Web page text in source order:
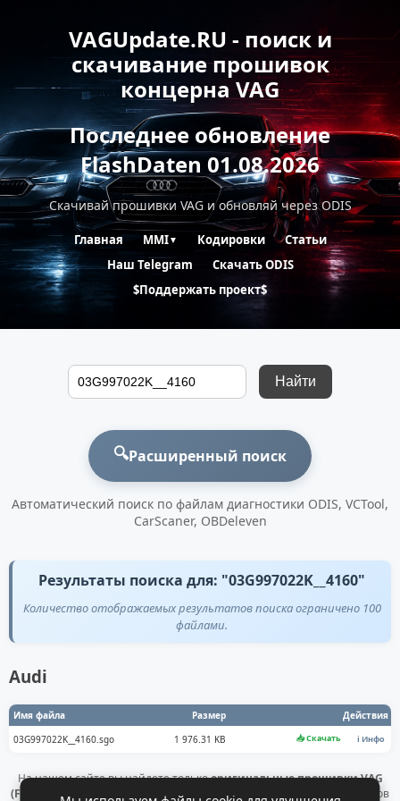
VAGUpdate.RU - поиск и
скачивание прошивок
концерна VAG
Последнее обновление
FlashDaten 01.08.2026
Скачивай прошивки VAG и обновляй через ODIS
Главная MMI▼ Кодировки
Статьи
Наш Telegram
Скачать ODIS
$Поддержать проект$
Найти
🔍Расширенный поиск
Автоматический поиск по файлам диагностики ODIS, VCTool,
CarScaner, OBDeleven
Результаты поиска для: "03G997022K__4160"
Количество отображаемых результатов поиска ограничено 100
файлами.
Audi
Имя файла Размер
Действия
03G997022K__4160.sgo
1 976.31 KB 📥 Скачать ℹ️ Инфо
На нашем сайте вы найдете толькооригинальные прошивки VAG
(Flashdaten)
. Все файлы получены напрямую с официальных серверов